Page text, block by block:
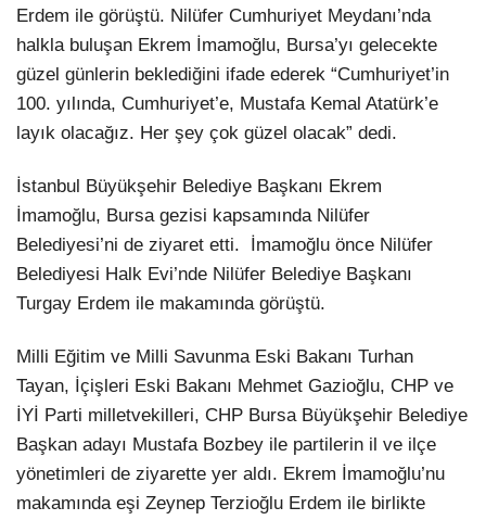
LinkedIn
Erdem ile görüştü. Nilüfer Cumhuriyet Meydanı’nda
halkla buluşan Ekrem İmamoğlu, Bursa’yı gelecekte
güzel günlerin beklediğini ifade ederek “Cumhuriyet’in
100. yılında, Cumhuriyet’e, Mustafa Kemal Atatürk’e
layık olacağız. Her şey çok güzel olacak” dedi.
İstanbul Büyükşehir Belediye Başkanı Ekrem
İmamoğlu, Bursa gezisi kapsamında Nilüfer
Belediyesi’ni de ziyaret etti. İmamoğlu önce Nilüfer
Belediyesi Halk Evi’nde Nilüfer Belediye Başkanı
Turgay Erdem ile makamında görüştü.
Milli Eğitim ve Milli Savunma Eski Bakanı Turhan
Tayan, İçişleri Eski Bakanı Mehmet Gazioğlu, CHP ve
İYİ Parti milletvekilleri, CHP Bursa Büyükşehir Belediye
Başkan adayı Mustafa Bozbey ile partilerin il ve ilçe
yönetimleri de ziyarette yer aldı. Ekrem İmamoğlu’nu
makamında eşi Zeynep Terzioğlu Erdem ile birlikte